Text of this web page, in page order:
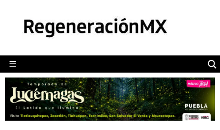
☰
POLÍTICA
CAMALEÓN
OPINIÓN
DEPORTES